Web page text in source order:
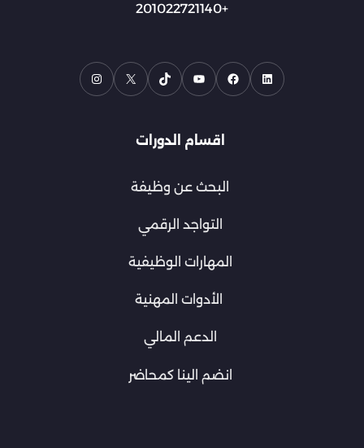
+201022721140
اقسام الدورات
البحث عن وظيفة
التواجد الرقمي
المهارات الوظيفية
الأدوات المهنية
الدعم المالي
انضم الينا كمحاضر